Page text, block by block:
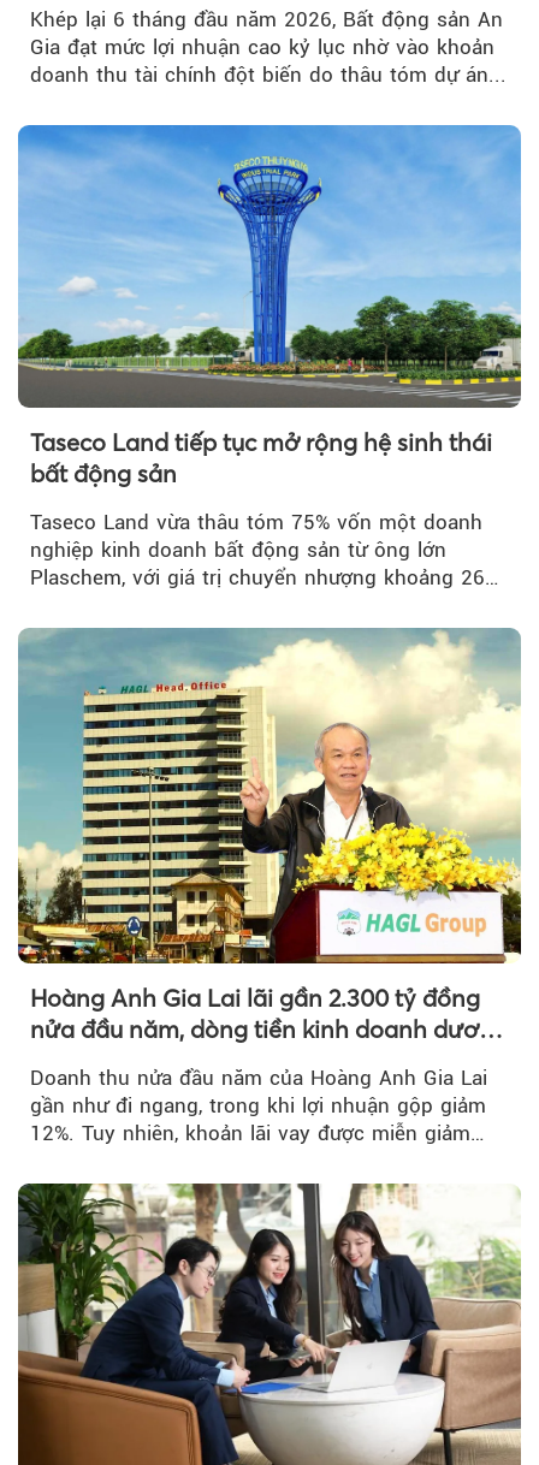
Khép lại 6 tháng đầu năm 2026, Bất động sản An
Gia đạt mức lợi nhuận cao kỷ lục nhờ vào khoản
doanh thu tài chính đột biến do thâu tóm dự án...
Taseco Land tiếp tục mở rộng hệ sinh thái
bất động sản
Taseco Land vừa thâu tóm 75% vốn một doanh
nghiệp kinh doanh bất động sản từ ông lớn
Plaschem, với giá trị chuyển nhượng khoảng 262
Hoàng Anh Gia Lai lãi gần 2.300 tỷ đồng
nửa đầu năm, dòng tiền kinh doanh dương
Doanh thu nửa đầu năm của Hoàng Anh Gia Lai
gần như đi ngang, trong khi lợi nhuận gộp giảm
12%. Tuy nhiên, khoản lãi vay được miễn giảm